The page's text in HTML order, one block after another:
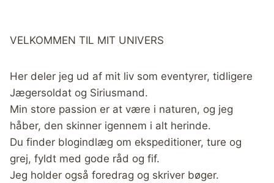
VELKOMMEN TIL MIT UNIVERS
Her deler jeg ud af mit liv som eventyrer, tidligere
Jægersoldat og Siriusmand.
Min store passion er at være i naturen, og jeg
håber, den skinner igennem i alt herinde.
Du finder blogindlæg om ekspeditioner, ture og
grej, fyldt med gode råd og fif.
Jeg holder også foredrag og skriver bøger.